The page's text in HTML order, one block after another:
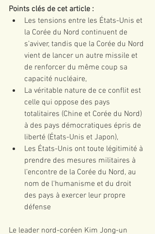
Points clés de cet article :
Les tensions entre les États-Unis et
la Corée du Nord continuent de
s’aviver, tandis que la Corée du Nord
vient de lancer un autre missile et
de renforcer du même coup sa
capacité nucléaire,
La véritable nature de ce conflit est
celle qui oppose des pays
totalitaires (Chine et Corée du Nord)
à des pays démocratiques épris de
liberté (États-Unis et Japon),
Les États-Unis ont toute légitimité à
prendre des mesures militaires à
l’encontre de la Corée du Nord, au
nom de l'humanisme et du droit
des pays à exercer leur propre
défense
Le leader nord-coréen Kim Jong-un